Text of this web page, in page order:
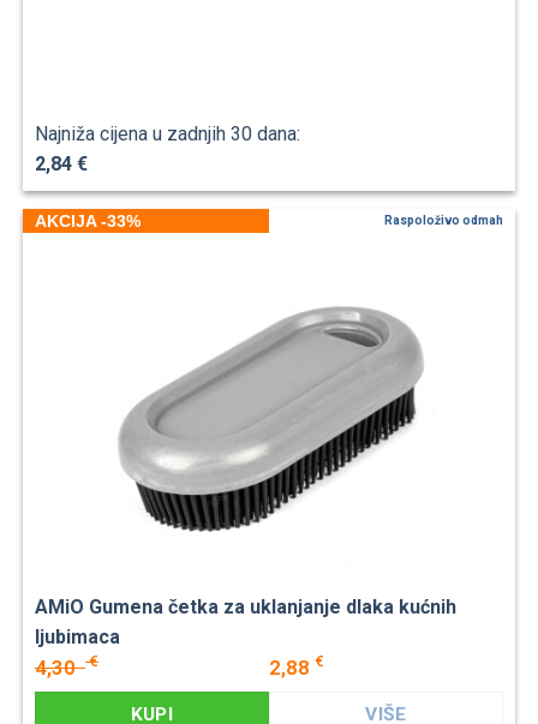
Najniža cijena u zadnjih 30 dana:
2,84 €
AKCIJA -33% Raspoloživo odmah
AMiO Gumena četka za uklanjanje dlaka kućnih
ljubimaca
4,30€ 2,88 €
KUPI VIŠE